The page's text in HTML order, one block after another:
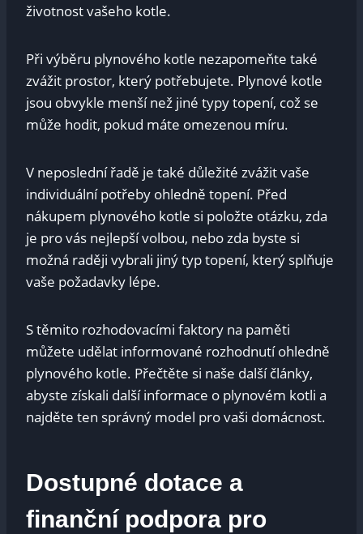
⁤životnost vašeho kotle.
Při výběru plynového kotle nezapomeňte​ také
zvážit prostor, který potřebujete. Plynové kotle
jsou ⁣obvykle menší než jiné typy topení, což se
může hodit, pokud máte⁢ omezenou míru.
V neposlední ‍řadě je také důležité zvážit vaše
individuální potřeby ohledně topení. Před
nákupem plynového‍ kotle si položte otázku, zda
je ​pro ⁢vás nejlepší volbou, nebo⁤ zda byste si
možná raději vybrali jiný typ topení,‌ který⁢ splňuje
vaše⁤ požadavky lépe.
S těmito rozhodovacími faktory na paměti
můžete‌ udělat informované rozhodnutí‌ ohledně ​
plynového kotle. Přečtěte si naše další články,
abyste získali další informace o plynovém kotli a⁢
najděte ⁢ten správný model pro vaši‍ domácnost.
Dostupné dotace a
finanční podpora pro